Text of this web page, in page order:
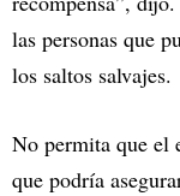
las personas que
los saltos salvajes.
No permita que el
que podría